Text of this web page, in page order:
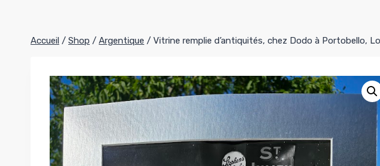
Accueil / Shop / Argentique / Vitrine remplie d’antiquités, chez Dodo à Portobello,